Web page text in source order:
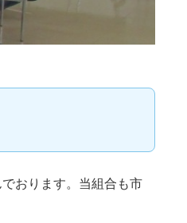
おります。当組合も市